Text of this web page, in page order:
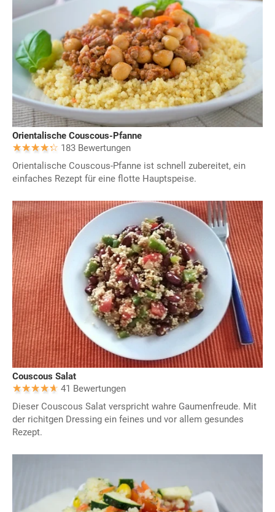
Orientalische Couscous-Pfanne
183 Bewertungen
Orientalische Couscous-Pfanne ist schnell zubereitet, ein
einfaches Rezept für eine flotte Hauptspeise.
Couscous Salat
41 Bewertungen
Dieser Couscous Salat verspricht wahre Gaumenfreude. Mit
der richitgen Dressing ein feines und vor allem gesundes
Rezept.